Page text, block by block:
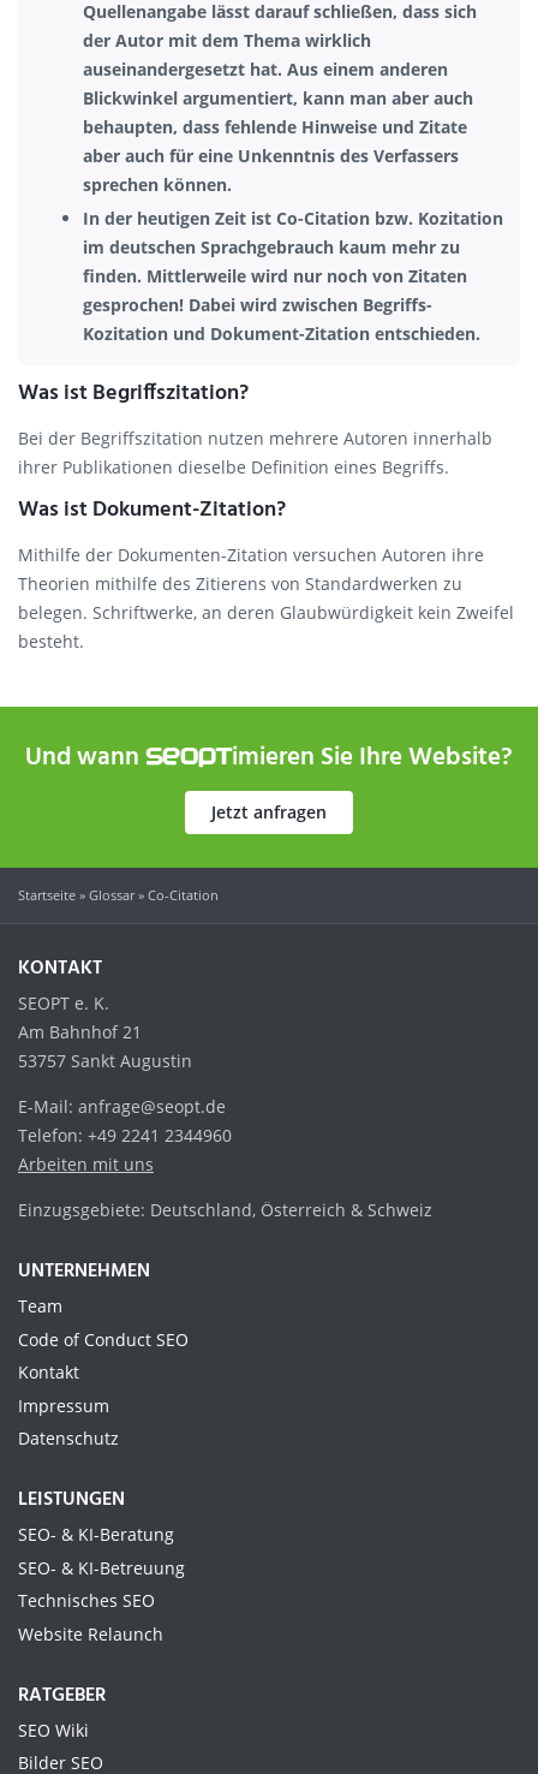
Quellenangabe lässt darauf schließen, dass sich
der Autor mit dem Thema wirklich
auseinandergesetzt hat. Aus einem anderen
Blickwinkel argumentiert, kann man aber auch
behaupten, dass fehlende Hinweise und Zitate
aber auch für eine Unkenntnis des Verfassers
sprechen können.
In der heutigen Zeit ist Co-Citation bzw. Kozitation
im deutschen Sprachgebrauch kaum mehr zu
finden. Mittlerweile wird nur noch von Zitaten
gesprochen! Dabei wird zwischen Begriffs-
Kozitation und Dokument-Zitation entschieden.
Was ist Begriffszitation?
Bei der Begriffszitation nutzen mehrere Autoren innerhalb
ihrer Publikationen dieselbe Definition eines Begriffs.
Was ist Dokument-Zitation?
Mithilfe der Dokumenten-Zitation versuchen Autoren ihre
Theorien mithilfe des Zitierens von Standardwerken zu
belegen. Schriftwerke, an deren Glaubwürdigkeit kein Zweifel
besteht.
Und wann SEOPTimieren Sie Ihre Website?
Jetzt anfragen
Startseite » Glossar» Co-Citation
KONTAKT
SEOPT e. K.
Am Bahnhof 21
53757 Sankt Augustin
E-Mail: anfrage@seopt.de
Telefon: +49 2241 2344960
Arbeiten mit uns
Einzugsgebiete: Deutschland, Österreich & Schweiz
UNTERNEHMEN
Team
Code of Conduct SEO
Kontakt
Impressum
Datenschutz
LEISTUNGEN
SEO- & KI-Beratung
SEO- & KI-Betreuung
Technisches SEO
Website Relaunch
RATGEBER
SEO Wiki
Bilder SEO